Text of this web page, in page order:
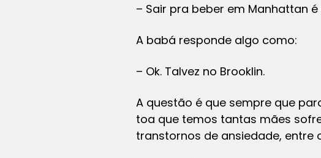
– Sair pra beber em Manhattan
A babá responde algo como:
– Ok. Talvez no Brooklin.
A questão é que sempre que
toa que temos tantas mães
transtornos de ansiedade, entre